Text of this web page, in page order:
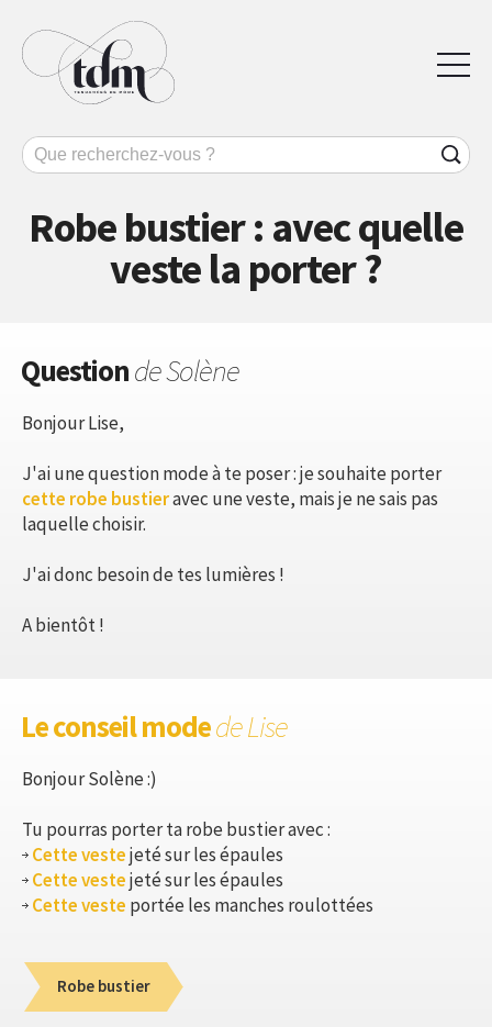
Robe bustier : avec quelle
veste la porter ?
Questionde Solène
Bonjour Lise,
J'ai une question mode à te poser : je souhaite porter
cette robe bustieravec une veste, mais je ne sais pas
laquelle choisir.
J'ai donc besoin de tes lumières !
A bientôt !
Le conseil modede Lise
Bonjour Solène :)
Tu pourras porter ta robe bustier avec :
Cette vestejeté sur les épaules
Cette vestejeté sur les épaules
Cette veste portée les manches roulottées
Robe bustier